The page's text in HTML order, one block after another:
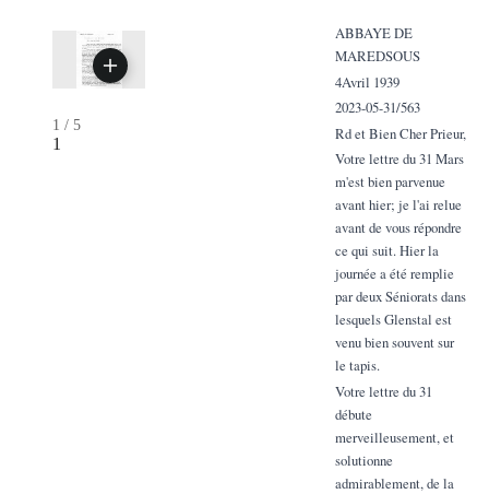
1 / 5
1
ABBAYE DE
MAREDSOUS
4Avril 1939
2023-05-31/563
Rd et Bien Cher Prieur,
Votre lettre du 31 Mars
m'est bien parvenue
avant hier; je l'ai relue
avant de vous répondre
ce qui suit. Hier la
journée a été remplie
par deux Séniorats dans
lesquels Glenstal est
venu bien souvent sur
le tapis.
Votre lettre du 31
débute
merveilleusement, et
solutionne
admirablement, de la